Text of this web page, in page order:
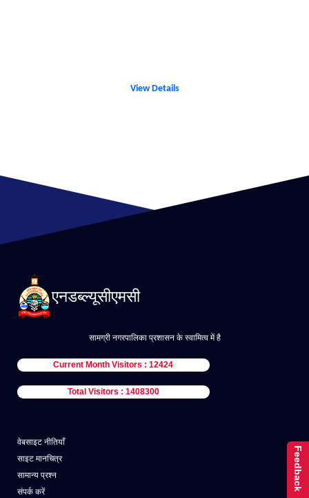
View Details
एनडब्ल्यूसीएमसी
सामग्री नगरपालिका प्रशासन के स्वामित्व में है
Current Month Visitors : 12424
Total Visitors : 1408300
वेबसाइट नीतियाँ
साइट मानचित्र
सामान्य प्रश्न
संपर्क करें
Feedback